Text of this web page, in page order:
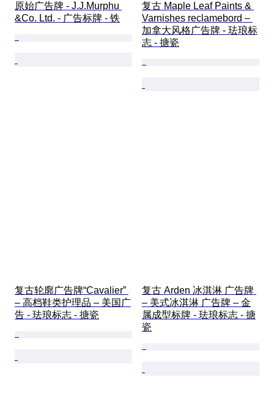
原始广告牌 - J.J.Murphu
&Co. Ltd. - 广告标牌 - 铁
复古 Maple Leaf Paints &
Varnishes reclamebord –
加拿大风格广告牌 - 珐琅标
志 - 搪瓷
复古轮廓广告牌“Cavalier”
– 高档鞋类护理品 – 美国广
告 - 珐琅标志 - 搪瓷
复古 Arden 冰淇淋 广告牌
– 美式冰淇淋 广告牌 – 金
属成型标牌 - 珐琅标志 - 搪
瓷